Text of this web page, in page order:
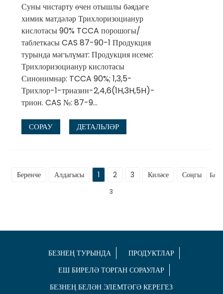
Суны чистарту өчен отышлы бәядәге
химик матдәләр Трихлоризоцианур
кислотасы 90% TCCA порошогы/
таблеткасы CAS 87-90-1 Продукция
турында мәгълүмат: Продукция исеме:
Трихлоризоцианур кислотасы
Синонимнар: TCCA 90%; 1,3,5-
Трихлор-1-триазин-2,4,6(1H,3H,5H)-
трион. CAS №: 87-9...
СОРАУ ДЕТАЛЬЛӘР
Беренче Алдагысы 1 2 3 Киләсе Соңгы
3
БЕЗНЕҢ ТУРЫНДА
ПРОДУКТЛАР
ЕШ БИРЕЛӘ ТОРГАН СОРАУЛАР
БЕЗНЕҢ БЕЛӘН ЭЛЕМТӘГӘ КЕРЕГЕЗ